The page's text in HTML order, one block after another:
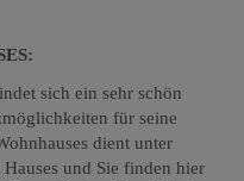
sich ein sehr schön
für seine
dient unter
und Sie finden hier